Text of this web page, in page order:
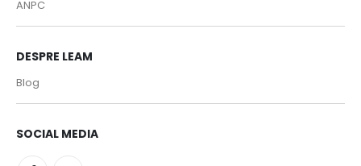
ANPC
DESPRE LEAM
Blog
SOCIAL MEDIA